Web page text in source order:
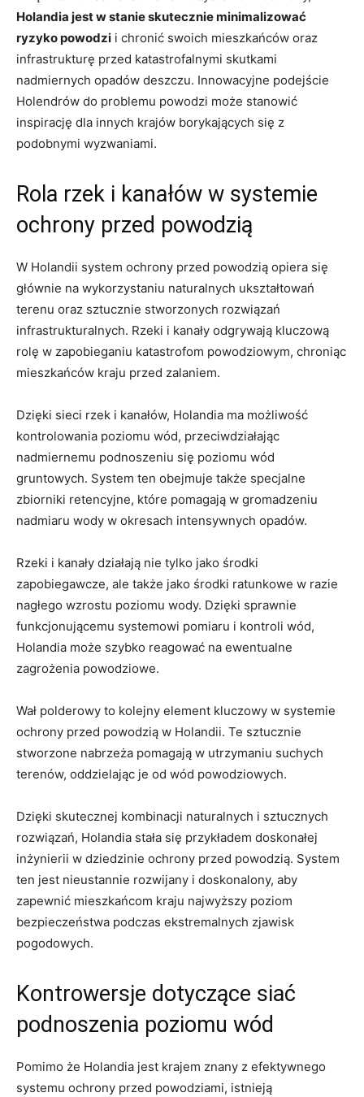
Holandia jest w ‍stanie ​skutecznie ‌minimalizować
ryzyko powodzi ⁢i chronić ⁣swoich mieszkańców oraz
infrastrukturę przed katastrofalnymi ​skutkami
nadmiernych opadów deszczu. Innowacyjne podejście⁣
Holendrów do problemu ​powodzi może‍ stanowić
inspirację dla innych krajów borykających się z
podobnymi wyzwaniami.
Rola rzek i kanałów w systemie
ochrony przed ‍powodzią
W ⁢Holandii system ochrony przed powodzią opiera się
głównie⁢ na wykorzystaniu naturalnych ukształtowań
terenu‍ oraz sztucznie stworzonych rozwiązań‍
infrastrukturalnych. Rzeki ⁤i kanały odgrywają ⁤kluczową
rolę w zapobieganiu ‌katastrofom⁢ powodziowym, chroniąc
mieszkańców kraju ⁢przed zalaniem.
Dzięki sieci rzek ​i⁤ kanałów, Holandia ma możliwość
kontrolowania poziomu wód, przeciwdziałając
nadmiernemu⁢ podnoszeniu się ‌poziomu‍ wód
gruntowych. ‌System ten obejmuje także specjalne
zbiorniki ​retencyjne, które pomagają w gromadzeniu
nadmiaru wody w okresach ⁣intensywnych opadów.
Rzeki i ⁤kanały‍ działają ‌nie tylko ‍jako ‍środki‌
zapobiegawcze, ale także jako środki ratunkowe w razie
‍nagłego wzrostu poziomu wody.⁤ Dzięki sprawnie
funkcjonującemu systemowi pomiaru i ⁢kontroli ⁤wód,
Holandia może szybko‍ reagować na ewentualne
zagrożenia powodziowe.
Wał polderowy‍ to kolejny element kluczowy w systemie
ochrony⁢ przed powodzią⁤ w Holandii. Te⁢ sztucznie
stworzone nabrzeża pomagają w utrzymaniu ⁢suchych
terenów, oddzielając ⁢je od wód powodziowych.
Dzięki ‌skutecznej kombinacji naturalnych i sztucznych
rozwiązań,‌ Holandia stała ⁢się przykładem doskonałej
‍inżynierii w dziedzinie⁤ ochrony przed powodzią.‌ System
⁣ten ‌jest nieustannie‌ rozwijany ⁣i doskonalony,​ aby
‍zapewnić ​mieszkańcom⁢ kraju najwyższy poziom
‍bezpieczeństwa podczas ekstremalnych zjawisk
⁢pogodowych.
Kontrowersje ​dotyczące siać
podnoszenia poziomu wód
Pomimo że Holandia jest ‌krajem znany z⁢ efektywnego ​
systemu ochrony przed powodziami, istnieją